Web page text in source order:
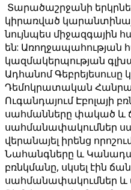
Տարածաշրջանի
կիրառված
նույնպես միջազգային
են: Առողջապահության
կազմակերպության
Ադհանոմ Գեբրեյեսուսը
Դեմոկրատական
Ուգանդայում Էբոլայի
սահմանները փակած և
սահմանափակումներ
վերանայել իրենց
Նահանգները և
բռնկմանը, սկսել էին
սահմանափակումներ և